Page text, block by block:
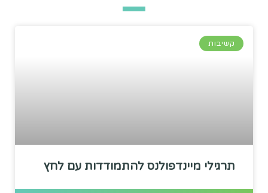
קשיבות
תרגילי מיינדפולנס להתמודדות עם לחץ